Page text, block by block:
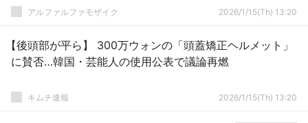
アルファルファモザイク 2026/1/15(Th) 13:20
【後頭部が平ら】 300万ウォンの「頭蓋矯正ヘルメット」
に賛否…韓国・芸能人の使用公表で議論再燃
キムチ速報 2026/1/15(Th) 13:20